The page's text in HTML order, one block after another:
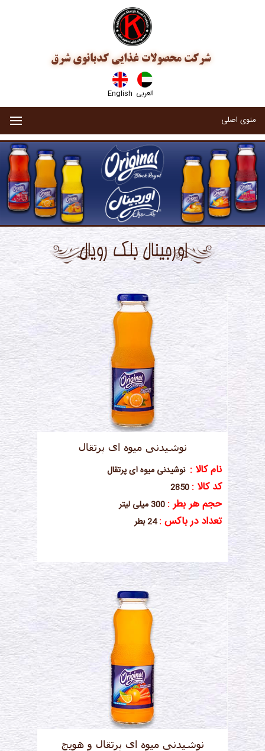
شرکت محصولات غذایی کدبانوی شرق
English العربی
منوی اصلی
اورجینال بلک رویال
نوشیدنی میوه ای پرتقال
نام کالا : نوشیدنی میوه ای پرتقال
کد کالا :
حجم هر بطر :
تعداد در باکس :24 بطر
نوشیدنی میوه ای پرتقال و هویج